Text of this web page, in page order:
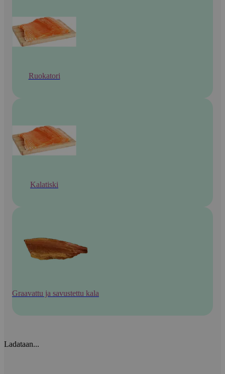
Ruokatori
Kalatiski
Graavattu ja savustettu kala
Ladataan...